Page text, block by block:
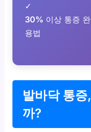
✓
30% 이상 통증
용법
발바닥 통
까?